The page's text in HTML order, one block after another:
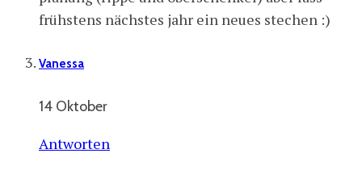
frühstens nächstes jahr ein neues stechen :)
Vanessa
14 Oktober
Antworten